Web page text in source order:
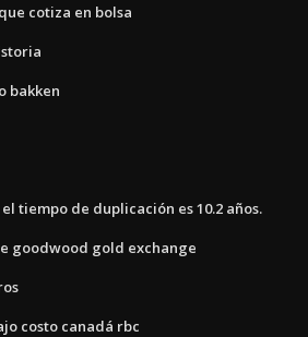
cotiza en bolsa
bakken
tiempo de duplicación es 10.2 años.
goodwood gold exchange
costo canadá rbc